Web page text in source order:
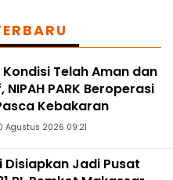
Telah Aman dan
NIPAH PARK Beroperasi
Kebakaran
Agustus 2026 09:21
Disiapkan Jadi Pusat